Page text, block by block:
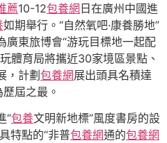
薦10-12包養網日在廣州中國進
如期舉行。“自然氧吧·康養勝地”
廣東旅博會“游玩目標地一起配
體育局將攜近30家境區景點、
，計劃包養網展出頭具名積達
歷屆之最。
“包養文明新地標”風度書房的設
特點的“非普包養網通的包養網